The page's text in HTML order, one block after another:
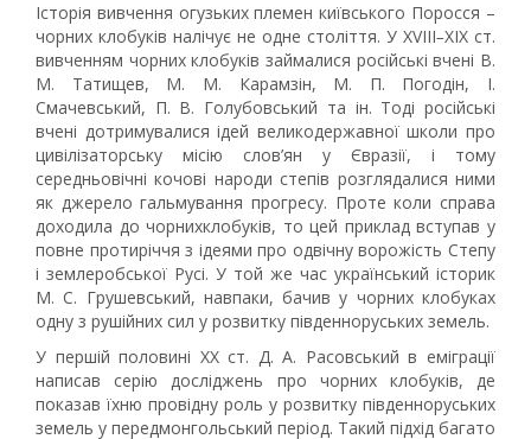
Історія вивчення огузьких племен київського Поросся –
чорних клобуків налічує не одне століття. У XVIII–XIX ст.
вивченням чорних клобуків займалися російські вчені В.
М. Татищев, М. М. Карамзін, М. П. Погодін, І.
Смачевський, П. В. Голубовський та ін. Тоді російські
вчені дотримувалися ідей великодержавної школи про
цивілізаторську місію слов’ян у Євразії, і тому
середньовічні кочові народи степів розглядалися ними
як джерело гальмування прогресу. Проте коли справа
доходила до чорнихклобуків, то цей приклад вступав у
повне протиріччя з ідеями про одвічну ворожість Степу
і землеробської Русі. У той же час український історик
М. С. Грушевський, навпаки, бачив у чорних клобуках
одну з рушійних сил у розвитку південноруських земель.
У першій половині ХХ ст. Д. А. Расовський в еміграції
написав серію досліджень про чорних клобуків, де
показав їхню провідну роль у розвитку південноруських
земель у передмонгольський період. Такий підхід багато